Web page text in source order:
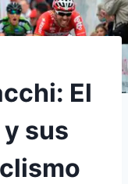
El
sus